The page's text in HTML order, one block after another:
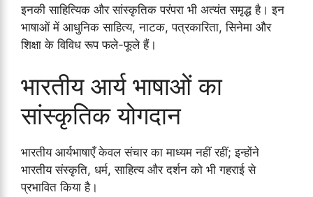
इनकी साहित्यिक और सांस्कृतिक परंपरा भी अत्यंत समृद्ध है। इन
भाषाओं में आधुनिक साहित्य, नाटक, पत्रकारिता, सिनेमा और
शिक्षा के विविध रूप फले-फूले हैं।
भारतीय आर्य भाषाओं का
सांस्कृतिक योगदान
भारतीय आर्यभाषाएँ केवल संचार का माध्यम नहीं रहीं; इन्होंने
भारतीय संस्कृति, धर्म, साहित्य और दर्शन को भी गहराई से
प्रभावित किया है।